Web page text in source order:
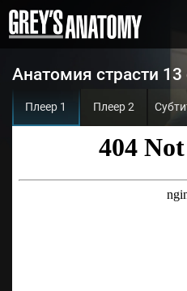
Анатомия страсти 13
Плеер 1 Плеер 2